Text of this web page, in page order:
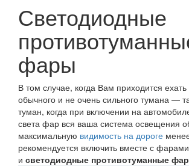
Светодиодные
фары
В том случае, когда Вам приходится ехать
обычного и не очень сильного тумана —
туман, когда при включении на
света фар вся ваша система освещения
максимальную видимость на дороге
рекомендуется включить вместе с
и светодиодные противотуманные